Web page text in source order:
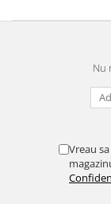
Nu
Vreau